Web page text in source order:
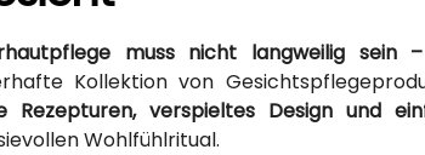
muss nicht langweilig sein
Kollektion von
Rezepturen, verspieltes Design und
Wohlfühlritual.